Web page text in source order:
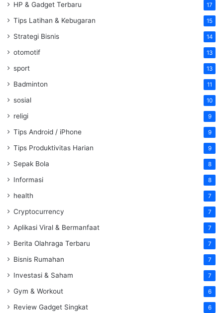
HP & Gadget Terbaru 17
Tips Latihan & Kebugaran 15
Strategi Bisnis 14
otomotif 13
sport 13
Badminton 11
sosial 10
religi 9
Tips Android / iPhone 9
Tips Produktivitas Harian 9
Sepak Bola 8
Informasi 8
health 7
Cryptocurrency 7
Aplikasi Viral & Bermanfaat 7
Berita Olahraga Terbaru 7
Bisnis Rumahan 7
Investasi & Saham 7
Gym & Workout 6
Review Gadget Singkat 6